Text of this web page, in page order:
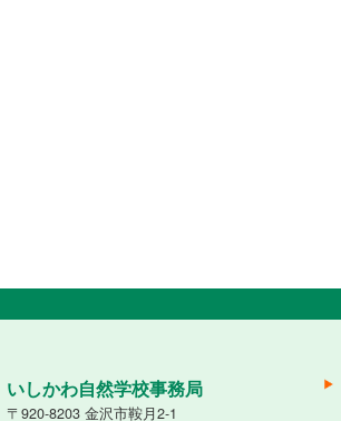
いしかわ自然学校事務局
〒920-8203 金沢市鞍月2-1